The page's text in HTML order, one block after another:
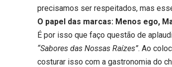
precisamos ser respeitados, mas
O papel das marcas: Menos ego,
É por isso que faço questão de
“Sabores das Nossas Raízes”. Ao
costurar isso com a gastronomia do